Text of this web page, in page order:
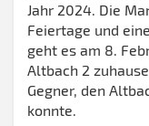
Jahr 2024. Die
Feiertage und
geht es am 8.
Altbach 2
Gegner, den
konnte.